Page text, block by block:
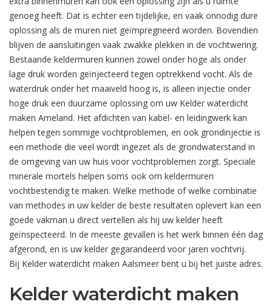
genoeg heeft. Dat is echter een tijdelijke, en vaak onnodig dure
oplossing als de muren niet geïmpregneerd worden. Bovendien
blijven de aansluitingen vaak zwakke plekken in de vochtwering.
Bestaande keldermuren kunnen zowel onder hoge als onder
lage druk worden geïnjecteerd tegen optrekkend vocht. Als de
waterdruk onder het maaiveld hoog is, is alleen injectie onder
hoge druk een duurzame oplossing om uw Kelder waterdicht
maken Ameland. Het afdichten van kabel- en leidingwerk kan
helpen tegen sommige vochtproblemen, en ook grondinjectie is
een methode die veel wordt ingezet als de grondwaterstand in
de omgeving van uw huis voor vochtproblemen zorgt. Speciale
minerale mortels helpen soms ook om keldermuren
vochtbestendig te maken. Welke methode of welke combinatie
van methodes in uw kelder de beste resultaten oplevert kan een
goede vakman u direct vertellen als hij uw kelder heeft
geïnspecteerd. In de meeste gevallen is het werk binnen één dag
afgerond, en is uw kelder gegarandeerd voor jaren vochtvrij.
Bij Kelder waterdicht maken Aalsmeer bent u bij het juiste adres.
Kelder waterdicht maken